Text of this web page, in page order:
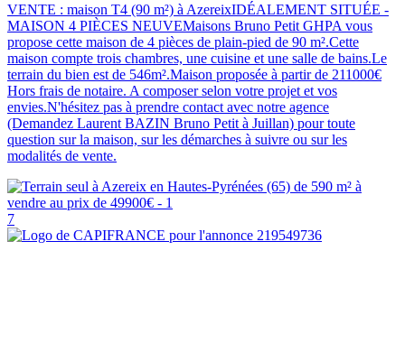
VENTE : maison T4 (90 m²) à AzereixIDÉALEMENT SITUÉE -
MAISON 4 PIÈCES NEUVEMaisons Bruno Petit GHPA vous
propose cette maison de 4 pièces de plain-pied de 90 m².Cette
maison compte trois chambres, une cuisine et une salle de bains.Le
terrain du bien est de 546m².Maison proposée à partir de 211000€
Hors frais de notaire. A composer selon votre projet et vos
envies.N'hésitez pas à prendre contact avec notre agence
(Demandez Laurent BAZIN Bruno Petit à Juillan) pour toute
question sur la maison, sur les démarches à suivre ou sur les
modalités de vente.
7